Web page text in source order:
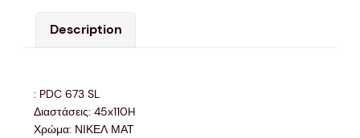
Description
: PDC 673 SL
Διαστάσεις: 45x110H
Χρώμα: ΝΙΚΕΛ ΜΑΤ